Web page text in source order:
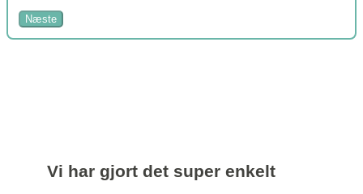
Næste
Vi har gjort det super enkelt